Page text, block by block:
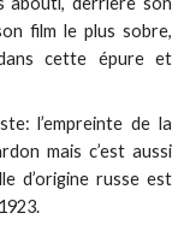
film le plus sobre,
cette épure et
l’empreinte de la
mais c’est aussi
d’origine russe est